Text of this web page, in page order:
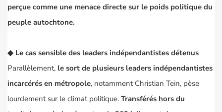
perçue comme une menace directe sur le poids politique du
peuple autochtone.
◆ Le cas sensible des leaders indépendantistes détenus
Parallèlement, le sort de plusieurs leaders indépendantistes
incarcérés en métropole, notamment Christian Tein, pèse
lourdement sur le climat politique. Transférés hors du